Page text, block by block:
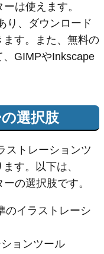
は使えます。
り、ダウンロード
ます。また、無料の
GIMPやInkscape
選択肢
ストレーションツ
す。以下は、
の選択肢です。
のイラストレーシ
ョンツール